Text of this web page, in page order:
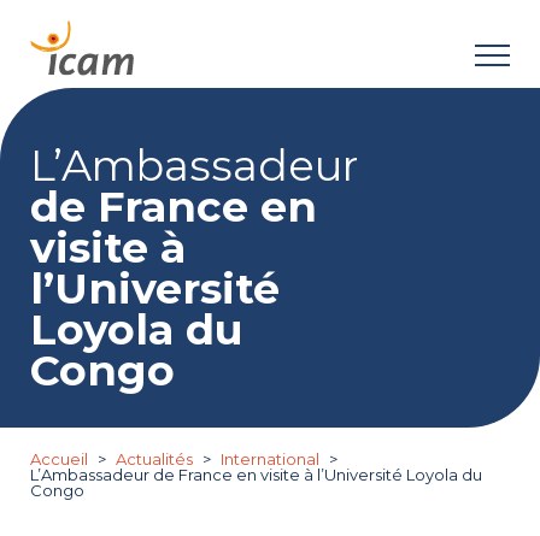
L’Ambassadeur
de France en
visite à
l’Université
Loyola du
Congo
Accueil Actualités
International
L’Ambassadeur de France en visite à l’Université Loyola du
Congo